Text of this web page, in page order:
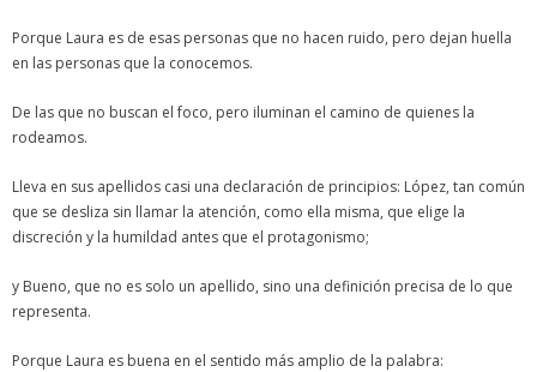
Porque Laura es de esas personas que no hacen ruido, pero dejan huella
en las personas que la conocemos.
De las que no buscan el foco, pero iluminan el camino de quienes la
rodeamos.
Lleva en sus apellidos casi una declaración de principios: López, tan común
que se desliza sin llamar la atención, como ella misma, que elige la
discreción y la humildad antes que el protagonismo;
y Bueno, que no es solo un apellido, sino una definición precisa de lo que
representa.
Porque Laura es buena en el sentido más amplio de la palabra: